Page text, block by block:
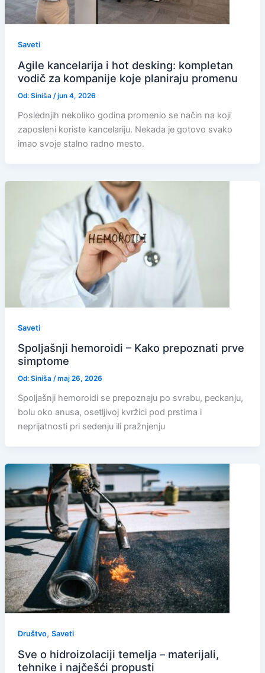
Saveti
Agile kancelarija i hot desking: kompletan
vodič za kompanije koje planiraju promenu
Od: Siniša /jun 4, 2026
Poslednjih nekoliko godina promenio se način na koji
zaposleni koriste kancelariju. Nekada je gotovo svako
imao svoje stalno radno mesto.
Saveti
Spoljašnji hemoroidi – Kako prepoznati prve
simptome
Od: Siniša /maj 26, 2026
Spoljašnji hemoroidi se prepoznaju po svrabu, peckanju,
bolu oko anusa, osetljivoj kvržici pod prstima i
neprijatnosti pri sedenju ili pražnjenju
Društvo, Saveti
Sve o hidroizolaciji temelja – materijali,
tehnike i najčešći propusti